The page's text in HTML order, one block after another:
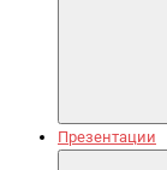
Презентации